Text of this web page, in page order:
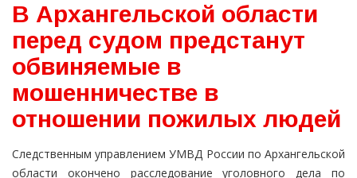
В Архангельской области
перед судом предстанут
обвиняемые в
мошенничестве в
отношении пожилых людей
Следственным управлением УМВД России по Архангельской
области окончено расследование уголовного дела по